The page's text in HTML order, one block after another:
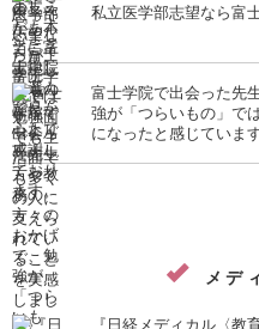
私立医学部志望なら富
富士学院で出会った先
強が「つらいもの」で
になったと感じていま
メデ
『日経メディカル〈